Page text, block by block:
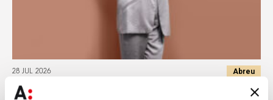
28 JUL 2026 Abreu
Zara Jamal assina capítulo sobre financiamento islâmico